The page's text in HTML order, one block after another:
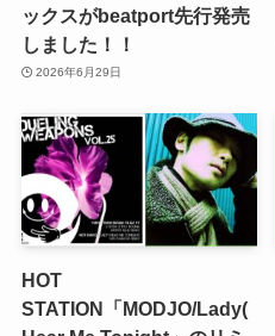
ックスがbeatport先行発売
しました！！
2026年6月29日
HOT
STATION「MODJO/Lady(